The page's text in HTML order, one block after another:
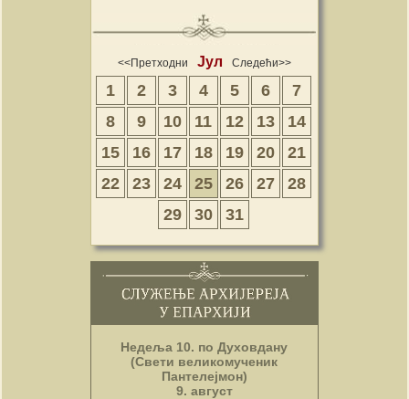
<<Претходни Јул Следећи>>
1 2 3 4 5 6
7
8
9 10 11 12 13
14
15
16 17 18 19 20
21
22
23 24 25 26 27
28
29
30 31
Недеља 10. по Духовдану
(Свети великомученик
Пантелејмон)
9. август